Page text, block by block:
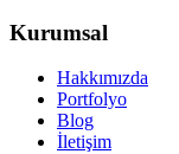
Kurumsal
Hakkımızda
Portfolyo
Blog
İletişim